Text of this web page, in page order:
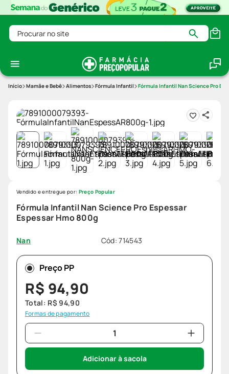
Procurar no site
Mamãe e Bebê Alimentos Fórmula Infantil Fórmula Infantil Nan Science Pro
Fórmula Infantil Nan Science Pro Espessar
Espessar Hmo 800g
Nan Cód:714543
Vendido e entregue por: Preço Popular
Preço PP
R$ 94,90
Total: R$ 94,90
Formas de pagamento
Adicionar à sacola